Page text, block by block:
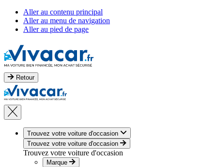
Aller au contenu principal
Aller au menu de navigation
Aller au pied de page
Retour
Trouvez votre voiture d'occasion
Trouvez votre voiture d'occasion
Trouvez votre voiture d'occasion
Marque